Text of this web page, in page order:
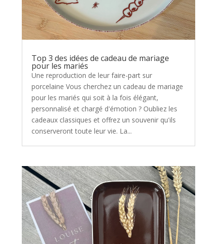
Top 3 des idées de cadeau de mariage
pour les mariés
Une reproduction de leur faire-part sur
porcelaine Vous cherchez un cadeau de mariage
pour les mariés qui soit à la fois élégant,
personnalisé et chargé d'émotion ? Oubliez les
cadeaux classiques et offrez un souvenir qu'ils
conserveront toute leur vie. La...